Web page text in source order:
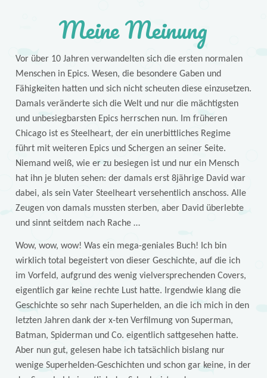
Meine Meinung
Vor über 10 Jahren verwandelten sich die ersten normalen
Menschen in Epics. Wesen, die besondere Gaben und
Fähigkeiten hatten und sich nicht scheuten diese einzusetzen.
Damals veränderte sich die Welt und nur die mächtigsten
und unbesiegbarsten Epics herrschen nun. Im früheren
Chicago ist es Steelheart, der ein unerbittliches Regime
führt mit weiteren Epics und Schergen an seiner Seite.
Niemand weiß, wie er zu besiegen ist und nur ein Mensch
hat ihn je bluten sehen: der damals erst 8jährige David war
dabei, als sein Vater Steelheart versehentlich anschoss. Alle
Zeugen von damals mussten sterben, aber David überlebte
und sinnt seitdem nach Rache …
Wow, wow, wow! Was ein mega-geniales Buch! Ich bin
wirklich total begeistert von dieser Geschichte, auf die ich
im Vorfeld, aufgrund des wenig vielversprechenden Covers,
eigentlich gar keine rechte Lust hatte. Irgendwie klang die
Geschichte so sehr nach Superhelden, an die ich mich in den
letzten Jahren dank der x-ten Verfilmung von Superman,
Batman, Spiderman und Co. eigentlich sattgesehen hatte.
Aber nun gut, gelesen habe ich tatsächlich bislang nur
wenige Superhelden-Geschichten und schon gar keine, in der